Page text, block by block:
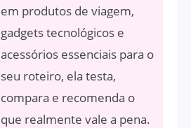
em produtos de viagem,
gadgets tecnológicos e
acessórios essenciais para o
seu roteiro, ela testa,
compara e recomenda o
que realmente vale a pena.